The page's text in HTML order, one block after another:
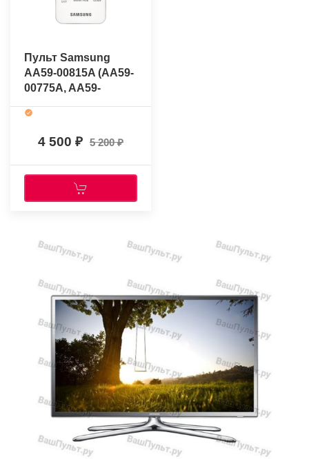
Пульт Samsung
AA59-00815A (AA59-
00775A, AA59-
Touch Control F)
4 500 5 200